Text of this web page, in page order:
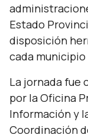
Estado
disposición
cada
La jornada fue
por la Oficina
Información y
Coordinación